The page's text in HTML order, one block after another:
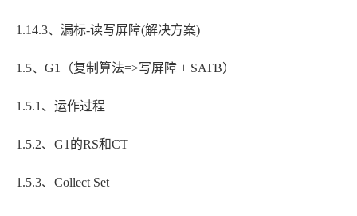
1.14.3、漏标-读写屏障(解决方案)
1.5、G1（复制算法=>写屏障 + SATB）
1.5.1、运作过程
1.5.2、G1的RS和CT
1.5.3、Collect Set